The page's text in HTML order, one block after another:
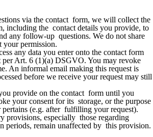
via the contact form, we will collect the
including the contact details you provide, to
any follow-up questions. We do not share
permission.
any data you enter onto the contact form
Art. 6 (1)(a) DSGVO. You may revoke
An informal email making this request is
before we receive your request may still
provide on the contact form until you
your consent for its storage, or the purpose
pertains (e.g. after fulfilling your request).
provisions, especially those regarding
periods, remain unaffected by this provision.